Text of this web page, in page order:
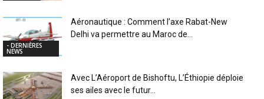
- DERNIÈRES
NEWS
Aéronautique : Comment l’axe Rabat-New
Delhi va permettre au Maroc de...
Avec L’Aéroport de Bishoftu, L’Éthiopie déploie
ses ailes avec le futur...